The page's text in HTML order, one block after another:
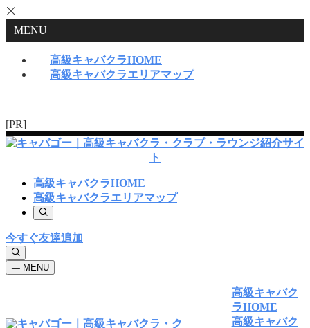
MENU
高級キャバクラHOME
高級キャバクラエリアマップ
[PR]
高級キャバクラHOME
高級キャバクラエリアマップ
今すぐ友達追加
MENU
高級キャバク
ラHOME
高級キャバク